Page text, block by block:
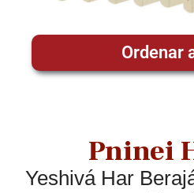
Ordenar
Pninei
Yeshivá Har